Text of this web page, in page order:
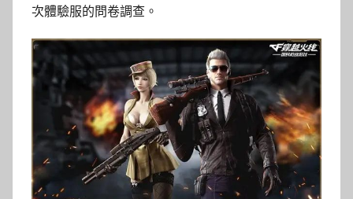
次體驗服的問卷調查。